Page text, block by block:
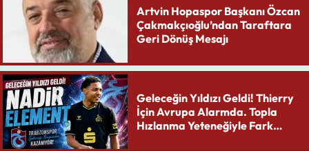
Artvin Hopaspor Başkanı Özcan
Çakmakçıoğlu’ndan Taraftara
Geri Dönüş Mesajı
Geleceğin Yıldızı Geldi! Thierry
İçin Avrupa Alarmda. Topla
Hızlanma Yeteneğiyle Fark